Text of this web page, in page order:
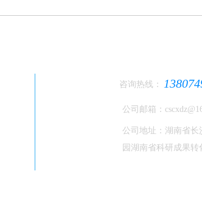
咨询热线：
公司邮箱：
公司地址：湖南省
园湖南省科研成果转